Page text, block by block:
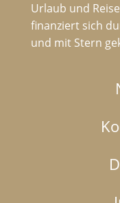
Urlaub und
finanziert sich
und mit Stern